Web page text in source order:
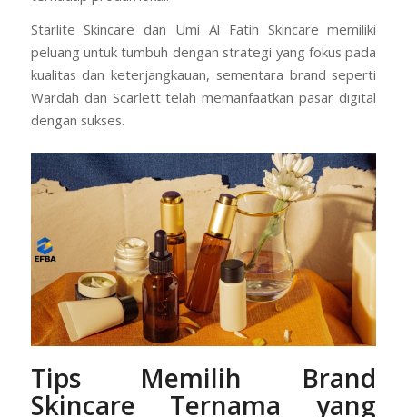
Starlite Skincare dan Umi Al Fatih Skincare memiliki
peluang untuk tumbuh dengan strategi yang fokus pada
kualitas dan keterjangkauan, sementara brand seperti
Wardah dan Scarlett telah memanfaatkan pasar digital
dengan sukses.
Tips Memilih Brand
Skincare Ternama yang